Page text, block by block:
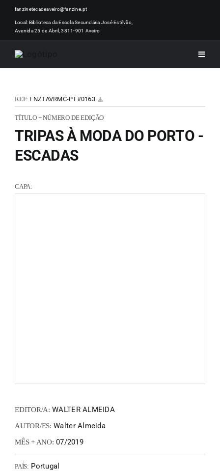
Skip
content
fanzinetecadeaveiro@fanzine.pt
Local: Biblioteca da Escola Secundária José Estêvão,
Avenida 25 de Abril, 3811-901 Aveiro
Toggle
REF: FNZTAVRMC-PT#0163
TÍTULO + NÚMERO DE EDIÇÃO
TRIPAS À MODA DO PORTO -
ESCADAS
CAPA:
EDITOR/A: WALTER ALMEIDA
AUTOR/ES: Walter Almeida
MÊS + ANO: 07/2019
PAÍS: Portugal